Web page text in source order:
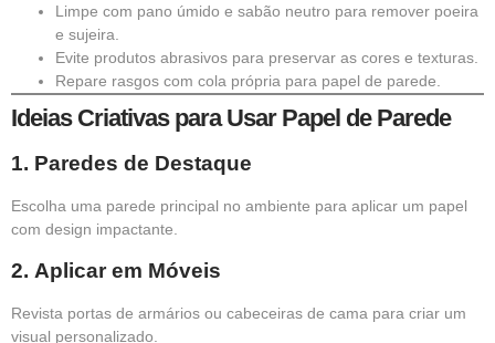
Limpe com pano úmido e sabão neutro para remover poeira
e sujeira.
Evite produtos abrasivos para preservar as cores e texturas.
Repare rasgos com cola própria para papel de parede.
Ideias Criativas para Usar Papel de Parede
1. Paredes de Destaque
Escolha uma parede principal no ambiente para aplicar um papel
com design impactante.
2. Aplicar em Móveis
Revista portas de armários ou cabeceiras de cama para criar um
visual personalizado.